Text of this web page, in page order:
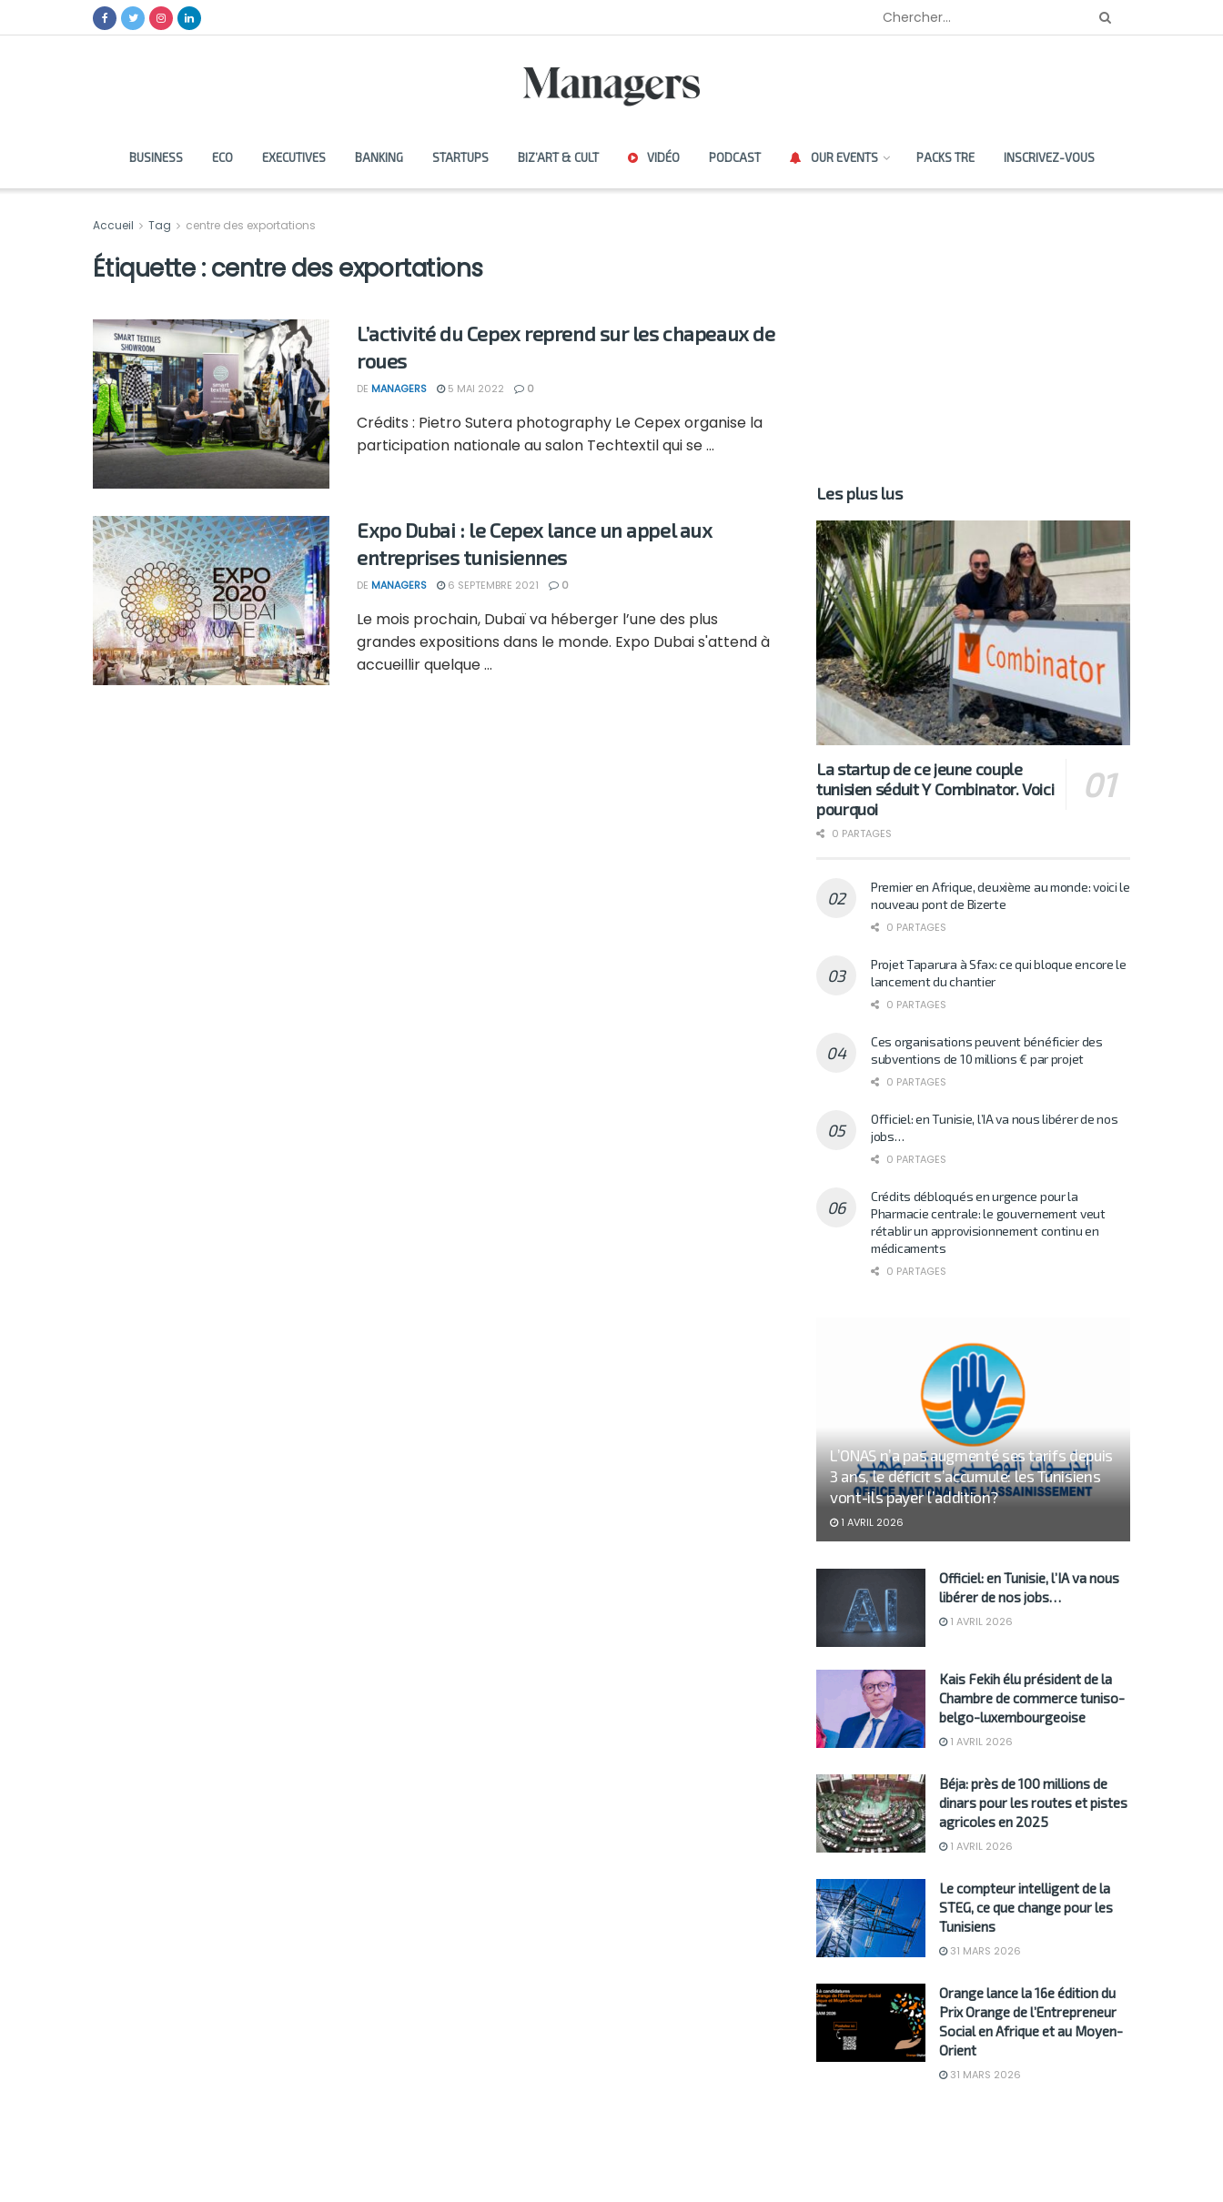
BUSINESS ECO EXECUTIVES BANKING STARTUPS BIZ’ART & CULT VIDÉO PODCAST OUR EVENTS PACKS TRE INSCRIVEZ-VOUS
Accueil Tag centre des exportations
Étiquette :centre des exportations
L’activité du Cepex reprend sur les chapeaux de
roues
DE MANAGERS 5 MAI 2022 0
Crédits : Pietro Sutera photography Le Cepex organise la
participation nationale au salon Techtextil qui se ...
Expo Dubai : le Cepex lance un appel aux
entreprises tunisiennes
DE MANAGERS 6 SEPTEMBRE 2021 0
Le mois prochain, Dubaï va héberger l’une des plus
grandes expositions dans le monde. Expo Dubai s'attend à
accueillir quelque ...
Les plus lus
La startup de ce jeune couple
tunisien séduit Y Combinator. Voici
pourquoi
0 PARTAGES
Premier en Afrique, deuxième au monde: voici le
nouveau pont de Bizerte
0 PARTAGES
Projet Taparura à Sfax: ce qui bloque encore le
lancement du chantier
0 PARTAGES
Ces organisations peuvent bénéficier des
subventions de 10 millions € par projet
0 PARTAGES
Officiel: en Tunisie, l’IA va nous libérer de nos
jobs…
0 PARTAGES
Crédits débloqués en urgence pour la
Pharmacie centrale: le gouvernement veut
rétablir un approvisionnement continu en
médicaments
0 PARTAGES
L’ONAS n’a pas augmenté ses tarifs depuis
3 ans, le déficit s’accumule: les Tunisiens
vont-ils payer l’addition?
1 AVRIL 2026
Officiel: en Tunisie, l’IA va nous
libérer de nos jobs…
1 AVRIL 2026
Kais Fekih élu président de la
Chambre de commerce tuniso-
belgo-luxembourgeoise
1 AVRIL 2026
Béja: près de 100 millions de
dinars pour les routes et pistes
agricoles en 2025
1 AVRIL 2026
Le compteur intelligent de la
STEG, ce que change pour les
Tunisiens
31 MARS 2026
Orange lance la 16e édition du
Prix Orange de l’Entrepreneur
Social en Afrique et au Moyen-
Orient
31 MARS 2026